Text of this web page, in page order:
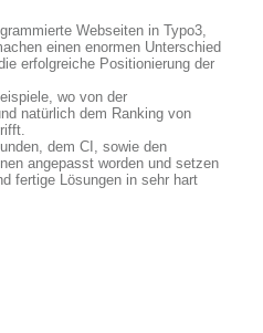
Webseiten in Typo3,
einen enormen Unterschied
erfolgreiche Positionierung der
wo von der
natürlich dem Ranking von
dem CI, sowie den
angepasst worden und setzen
fertige Lösungen in sehr hart